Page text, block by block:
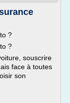
?
?
souscrire
face à toutes
son